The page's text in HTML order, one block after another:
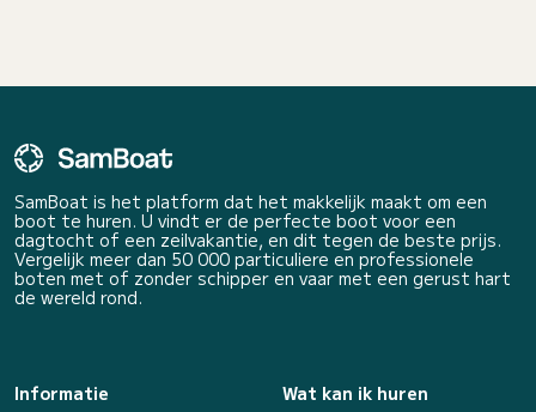
SamBoat is het platform dat het makkelijk maakt om een
boot te huren. U vindt er de perfecte boot voor een
dagtocht of een zeilvakantie, en dit tegen de beste prijs.
Vergelijk meer dan 50 000 particuliere en professionele
boten met of zonder schipper en vaar met een gerust hart
de wereld rond.
Informatie
Wat kan ik huren